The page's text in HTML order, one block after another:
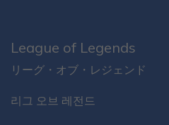
League of Legends
リーグ・オブ・レジェンド
리그 오브 레전드